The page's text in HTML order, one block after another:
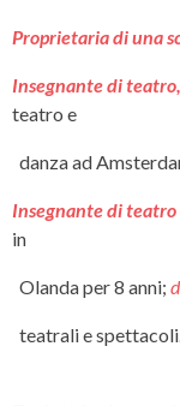
Proprietaria di una
Insegnante di
teatro e
danza ad
Insegnante di teatro
in
Olanda per 8 anni;
teatrali e spettacoli.